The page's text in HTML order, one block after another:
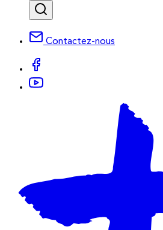
Contactez-nous